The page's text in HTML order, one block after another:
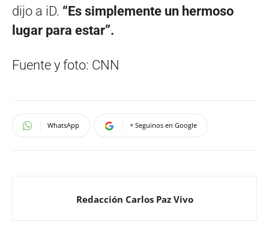
dijo a iD. “Es simplemente un hermoso
lugar para estar”.
Fuente y foto: CNN
WhatsApp + Seguinos en Google
Redacción Carlos Paz Vivo